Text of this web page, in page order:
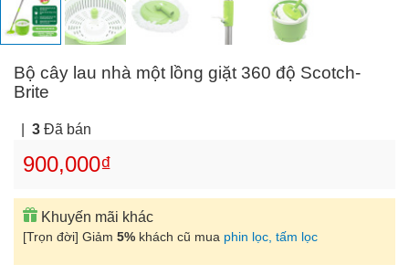
Bộ cây lau nhà một lồng giặt 360 độ Scotch-
Brite
3 Đã bán
900,000₫
Khuyến mãi khác
[Trọn đời] Giảm 5% khách cũ mua phin lọc, tấm lọc